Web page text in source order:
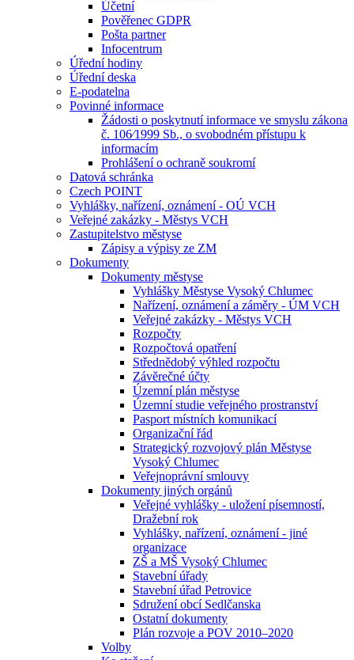
Účetní
Pověřenec GDPR
Pošta partner
Infocentrum
Úřední hodiny
Úřední deska
E-podatelna
Povinné informace
Žádosti o poskytnutí informace ve smyslu zákona
č. 106⁄1999 Sb., o svobodném přístupu k
informacím
Prohlášení o ochraně soukromí
Datová schránka
Czech POINT
Vyhlášky, nařízení, oznámení - OÚ VCH
Veřejné zakázky - Městys VCH
Zastupitelstvo městyse
Zápisy a výpisy ze ZM
Dokumenty
Dokumenty městyse
Vyhlášky Městyse Vysoký Chlumec
Nařízení, oznámení a záměry - ÚM VCH
Veřejné zakázky - Městys VCH
Rozpočty
Rozpočtová opatření
Střednědobý výhled rozpočtu
Závěrečné účty
Územní plán městyse
Územní studie veřejného prostranství
Pasport místních komunikací
Organizační řád
Strategický rozvojový plán Městyse
Vysoký Chlumec
Veřejnoprávní smlouvy
Dokumenty jiných orgánů
Veřejné vyhlášky - uložení písemností,
Dražební rok
Vyhlášky, nařízení, oznámení - jiné
organizace
ZŠ a MŠ Vysoký Chlumec
Stavební úřady
Stavební úřad Petrovice
Sdružení obcí Sedlčanska
Ostatní dokumenty
Plán rozvoje a POV 2010–2020
Volby